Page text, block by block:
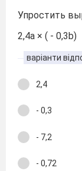
Упростить
2,4а × ( - 0,3b)
варіанти
2,4
- 0,3
- 7,2
- 0,72